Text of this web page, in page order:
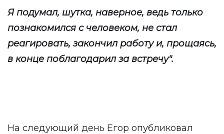
Я подумал, шутка, наверное, ведь только
познакомился с человеком, не стал
реагировать, закончил работу и, прощаясь,
в конце поблагодарил за встречу".
На следующий день Егор опубликовал